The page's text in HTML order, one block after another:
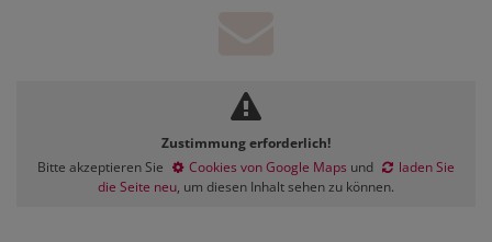
Zustimmung erforderlich!
Bitte akzeptieren Sie
Cookies von Google Maps und
laden Sie
die Seite neu, um diesen Inhalt sehen zu können.